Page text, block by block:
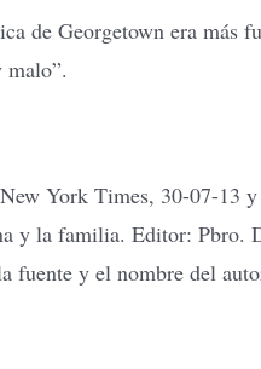
de Georgetown era más
malo”.
York Times, 30-07-13
y la familia. Editor: Pbro.
fuente y el nombre del